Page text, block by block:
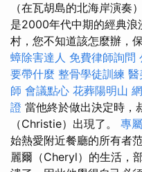
（在瓦胡島的北海岸演奏
是2000年代中期的經典浪
村，您不知道該怎麼辦，
蟑除害達人 免費律師詢問
要帶什麼 整骨學徒訓練 醫
師 會議點心 花葬陽明山
證 當他終於做出決定時，
（Christie）出現了。 專
始熱愛附近餐廳的所有者
麗爾（Cheryl）的生活，